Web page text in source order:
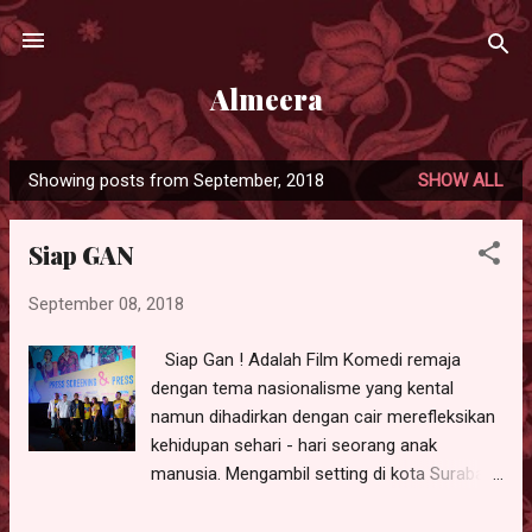
Skip to main content
Almeera
P
o
Showing posts from September, 2018 SHOW ALL
Siap GAN
September 08, 2018
Siap Gan ! Adalah Film Komedi remaja
dengan tema nasionalisme yang kental
namun dihadirkan dengan cair merefleksikan
kehidupan sehari - hari seorang anak
manusia. Mengambil setting di kota Surabaya